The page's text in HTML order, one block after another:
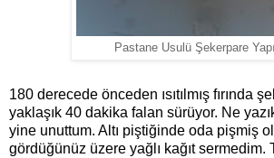
Pastane Usulü Şekerpare
180 derecede önceden ısıtılmış fırında
yaklaşık 40 dakika falan sürüyor. Ne
yine unuttum. Altı piştiğinde oda pişmiş
gördüğünüz üzere yağlı kağıt sermedim.